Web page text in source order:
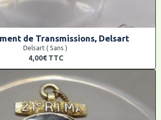
de Transmissions, Delsart
Delsart ( Sans )
4,00€ TTC